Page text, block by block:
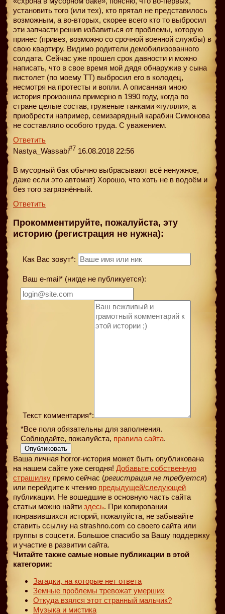
установить того (или тех), кто прятал не представилось
возможным, а во-вторых, скорее всего кто то выбросил
эти запчасти решив избавиться от проблемы, которую
принес (привез, возможно со срочной военной службы) в
свою квартиру. Видимо родители демобилизованного
солдата. Сейчас уже прошел срок давности и можно
написать, что в свое время мой дядя обнаружив у сына
пистолет (по моему ТТ) выбросил его в колодец,
несмотря на протесты и вопли. А описанная мною
история произошла примерно в 1990 году, когда по
стране целые состав, груженые танками «гуляли», а
приобрести например, семизарядный карабин Симонова
не составляло особого труда. С уважением.
Ответить
Nastya_Wassabi#7 16.08.2018 22:56
В мусорный бак обычно выбрасывают всё ненужное,
даже если это автомат) Хорошо, что хоть не в водоём и
без того загрязнённый.
Ответить
Прокомментируйте, пожалуйста, эту
историю (регистрация не нужна):
Как Вас зовут*:
Ваш e-mail* (нигде не публикуется):
Текст комментария*:
*Все поля обязательны для заполнения.
Соблюдайте, пожалуйста, правила сайта.
Опубликовать
Ваша личная horror-история может быть опубликована
на нашем сайте уже сегодня! Добавьте собственную
страшилку прямо сейчас (регистрация не требуется)
или перейдите к чтению предыдущей/следующей
публикации. Не вошедшие в основную часть сайта
статьи можно найти здесь. При копировании
понравившихся историй, пожалуйста, не забывайте
ставить ссылку на strashno.com со своего сайта или
группы в соцсети. Большое спасибо за Вашу поддержку
и участие в развитии сайта.
Читайте также самые новые публикации в этой
категории:
Загадки, на которые нет ответа
Земные проблемы тревожат умерших
Откуда взялся этот странный мальчик?
Музыка и мистика